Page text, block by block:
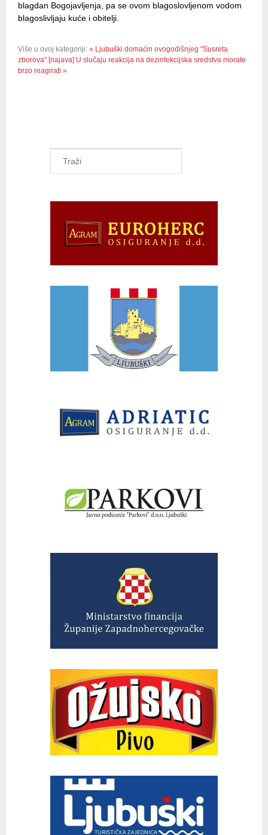
blagdan Bogojavljenja, pa se ovom blagoslovljenom vodom
blagoslivljaju kuće i obitelji.
Više u ovoj kategoriji: « Ljubuški domaćin ovogodišnjeg "Susreta
zborova" [najava] U slučaju reakcija na dezinfekcijska sredstva morate
brzo reagirati »